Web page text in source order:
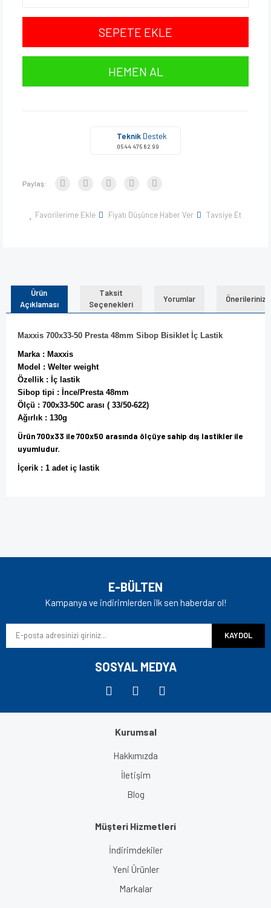
SEPETE EKLE
HEMEN AL
Teknik Destek
0544 475 82 99
Paylaş:
Favorilerime Ekle Fiyatı Düşünce Haber Ver Tavsiye Et
Ürün
Açıklaması
Taksit
Seçenekleri
Yorumlar Önerileriniz
Maxxis 700x33-50 Presta 48mm Sibop Bisiklet İç Lastik
Marka : Maxxis
Model : Welter weight
Özellik : İç lastik
Sibop tipi : İnce/Presta 48mm
Ölçü : 700x33-50C arası ( 33/50-622)
Ağırlık : 130g
Ürün 700x33 ile 700x50 arasında ölçüye sahip dış lastikler ile
uyumludur.
İçerik : 1 adet iç lastik
Ürün resmi kalitesiz, bozuk veya görüntülenemiyor.
Ürün açıklamasında eksik bilgiler bulunuyor.
Ürün fiyatı diğer sitelerden daha pahalı.
E-BÜLTEN
Kampanya ve indirimlerden ilk sen haberdar ol!
KAYDOL
SOSYAL MEDYA
Kurumsal
Hakkımızda
İletişim
Blog
Müşteri Hizmetleri
İndirimdekiler
Yeni Ürünler
Markalar